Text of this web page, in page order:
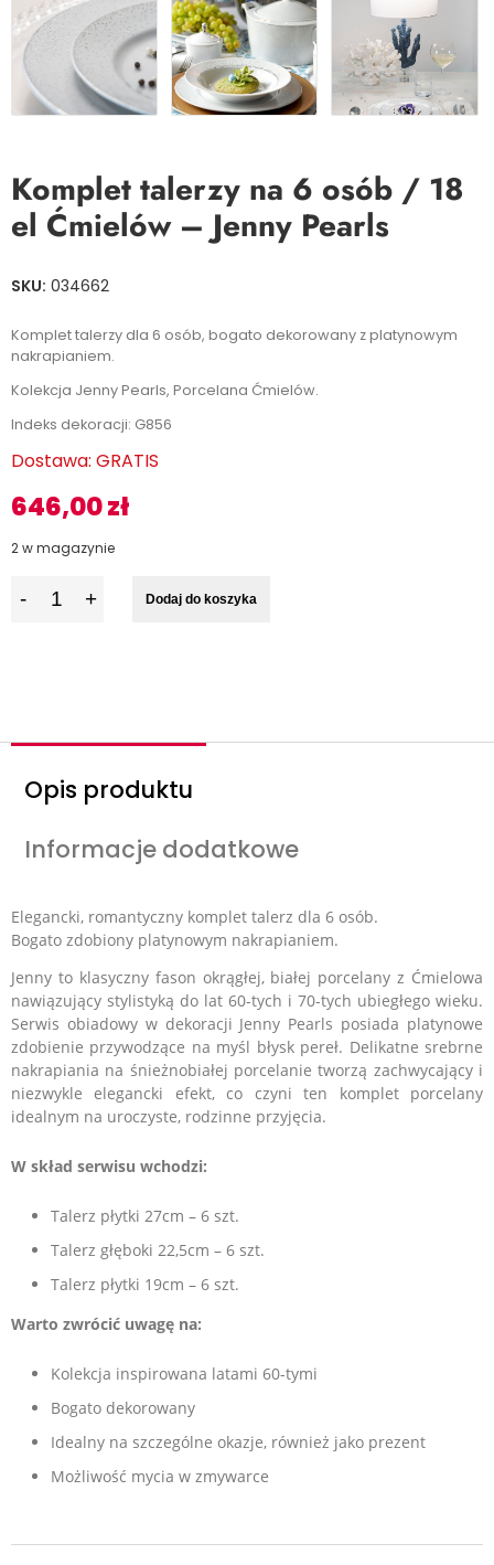
Komplet talerzy na 6 osób / 18
el Ćmielów – Jenny Pearls
SKU: 034662
Komplet talerzy dla 6 osób, bogato dekorowany z platynowym
nakrapianiem.
Kolekcja Jenny Pearls, Porcelana Ćmielów.
Indeks dekoracji: G856
Dostawa: GRATIS
646,00zł
2 w magazynie
Dodaj do koszyka
Opis produktu
Informacje dodatkowe
Elegancki, romantyczny komplet talerz dla 6 osób.
Bogato zdobiony platynowym nakrapianiem.
Jenny to klasyczny fason okrągłej, białej porcelany z Ćmielowa
nawiązujący stylistyką do lat 60-tych i 70-tych ubiegłego wieku.
Serwis obiadowy w dekoracji Jenny Pearls posiada platynowe
zdobienie przywodzące na myśl błysk pereł. Delikatne srebrne
nakrapiania na śnieżnobiałej porcelanie tworzą zachwycający i
niezwykle elegancki efekt, co czyni ten komplet porcelany
idealnym na uroczyste, rodzinne przyjęcia.
W skład serwisu wchodzi:
Talerz płytki 27cm – 6 szt.
Talerz głęboki 22,5cm – 6 szt.
Talerz płytki 19cm – 6 szt.
Warto zwrócić uwagę na:
Kolekcja inspirowana latami 60-tymi
Bogato dekorowany
Idealny na szczególne okazje, również jako prezent
Możliwość mycia w zmywarce